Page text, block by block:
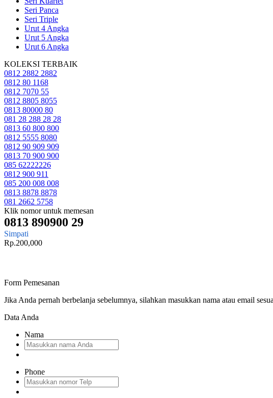
Seri Panca
Seri Triple
Urut 4 Angka
Urut 5 Angka
Urut 6 Angka
KOLEKSI TERBAIK
0812 2882 2882
0812 80 1168
0812 7070 55
0812 8805 8055
0813 80000 80
081 28 288 28 28
0813 60 800 800
0812 5555 8080
0812 90 909 909
0813 70 900 900
085 62222226
0812 900 911
085 200 008 008
0813 8878 8878
081 2662 5758
Klik nomor untuk memesan
0813 890900 29
Simpati
Rp.200,000
Form Pemesanan
Jika Anda pernah berbelanja sebelumnya, silahkan masukkan nama atau email
Data Anda
Nama
Phone